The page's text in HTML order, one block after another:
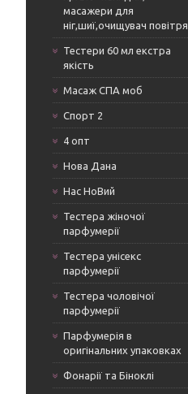
масажери для
ніг,шиї,очищувач повітря
Тестери 60 мл екстра
якість
Масаж СПА моб
Спорт 2
4 опт
Нова Дана
Нас НоВий
Тестера жіночої
парфумерії
Тестера унісекс
парфумерії
Тестера чоловічої
парфумерії
Парфумерія в
оригінальних упаковках
Фонарії та Біноклі